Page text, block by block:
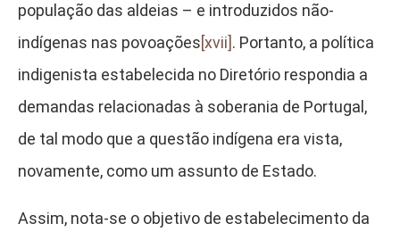
população das aldeias – e introduzidos não-
indígenas nas povoações[xvii]. Portanto, a política
indigenista estabelecida no Diretório respondia a
demandas relacionadas à soberania de Portugal,
de tal modo que a questão indígena era vista,
novamente, como um assunto de Estado.
Assim, nota-se o objetivo de estabelecimento da